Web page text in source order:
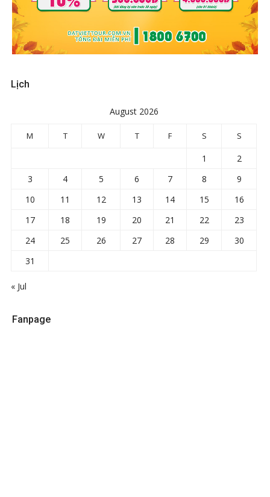
Lịch
August 2026
M T W T F S S
1
2
3
4 5 6 7 8
9
10
11 12 13 14 15
16
17
18 19 20 21 22
23
24
25 26 27 28 29
30
31
« Jul
Fanpage